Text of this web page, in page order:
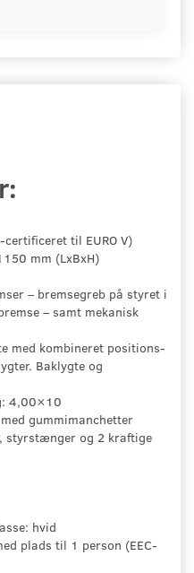
til EURO V)
mm (LxBxH)
– bremsegreb på styret i
– samt mekanisk
med kombineret positions-
Baklygte og
4,00×10
gummimanchetter
styrstænger og 2 kraftige
hvid
plads til 1 person (EEC-